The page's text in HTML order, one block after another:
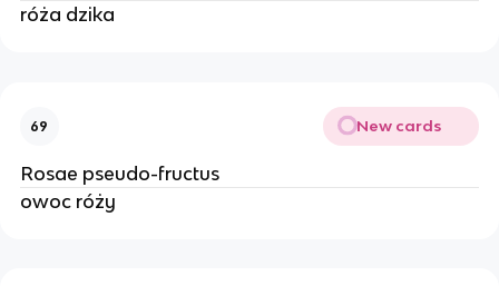
róża dzika
69 New cards
Rosae pseudo-fructus
owoc róży